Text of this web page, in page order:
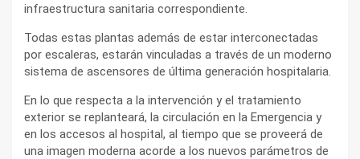
infraestructura sanitaria correspondiente.
Todas estas plantas además de estar interconectadas
por escaleras, estarán vinculadas a través de un moderno
sistema de ascensores de última generación hospitalaria.
En lo que respecta a la intervención y el tratamiento
exterior se replanteará, la circulación en la Emergencia y
en los accesos al hospital, al tiempo que se proveerá de
una imagen moderna acorde a los nuevos parámetros de